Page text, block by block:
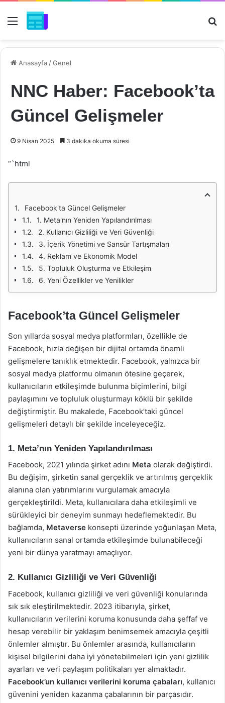
Menü
Anasayfa /Genel
NNC Haber: Facebook’ta
Güncel Gelişmeler
9 Nisan 2025 3 dakika okuma süresi
“`html
Facebook'ta Güncel Gelişmeler
1. Meta'nın Yeniden Yapılandırılması
2. Kullanıcı Gizliliği ve Veri Güvenliği
3. İçerik Yönetimi ve Sansür Tartışmaları
4. Reklam ve Ekonomik Model
5. Topluluk Oluşturma ve Etkileşim
6. Yeni Özellikler ve Yenilikler
Facebook’ta Güncel Gelişmeler
Son yıllarda sosyal medya platformları, özellikle de
Facebook, hızla değişen bir dijital ortamda önemli
gelişmelere tanıklık etmektedir. Facebook, yalnızca bir
sosyal medya platformu olmanın ötesine geçerek,
kullanıcıların etkileşimde bulunma biçimlerini, bilgi
paylaşımını ve topluluk oluşturmayı köklü bir şekilde
değiştirmiştir. Bu makalede, Facebook’taki güncel
gelişmeleri detaylı bir şekilde inceleyeceğiz.
1. Meta’nın Yeniden Yapılandırılması
Facebook, 2021 yılında şirket adını Meta olarak değiştirdi.
Bu değişim, şirketin sanal gerçeklik ve artırılmış gerçeklik
alanına olan yatırımlarını vurgulamak amacıyla
gerçekleştirildi. Meta, kullanıcılara daha etkileşimli ve
sürükleyici bir deneyim sunmayı hedeflemektedir. Bu
bağlamda, Metaverse konsepti üzerinde yoğunlaşan Meta,
kullanıcıların sanal ortamda etkileşimde bulunabileceği
yeni bir dünya yaratmayı amaçlıyor.
2. Kullanıcı Gizliliği ve Veri Güvenliği
Facebook, kullanıcı gizliliği ve veri güvenliği konularında
sık sık eleştirilmektedir. 2023 itibarıyla, şirket,
kullanıcıların verilerini koruma konusunda daha şeffaf ve
hesap verebilir bir yaklaşım benimsemek amacıyla çeşitli
önlemler almıştır. Bu önlemler arasında, kullanıcıların
kişisel bilgilerini daha iyi yönetebilmeleri için yeni gizlilik
ayarları ve veri paylaşım politikaları yer almaktadır.
Facebook’un kullanıcı verilerini koruma çabaları, kullanıcı
güvenini yeniden kazanma çabalarının bir parçasıdır.